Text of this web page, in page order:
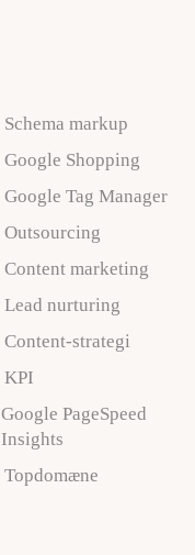
Schema markup
Google Shopping
Google Tag Manager
Outsourcing
Content marketing
Lead nurturing
Content-strategi
KPI
Google PageSpeed
Insights
Topdomæne